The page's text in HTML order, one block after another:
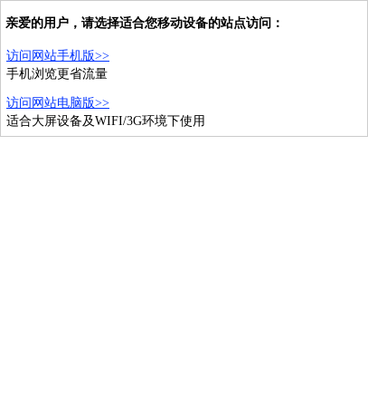
亲爱的用户，请选择适合您移动设备的站点访问：
访问网站手机版>>
手机浏览更省流量
访问网站电脑版>>
适合大屏设备及WIFI/3G环境下使用